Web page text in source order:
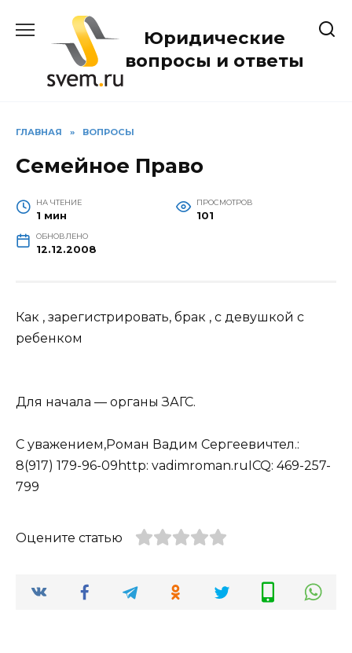
содержанию
Юридические
вопросы и ответы
ГЛАВНАЯ » ВОПРОСЫ
Семейное Право
НА ЧТЕНИЕ
1 мин
ПРОСМОТРОВ
101
ОБНОВЛЕНО
12.12.2008
Как , зарегистрировать, брак , с девушкой с
ребенком
Для начала — органы ЗАГС.
С уважением,Роман Вадим Сергеевичтел.:
8(917) 179-96-09http: vadimroman.ruICQ: 469-257-
799
Оцените статью